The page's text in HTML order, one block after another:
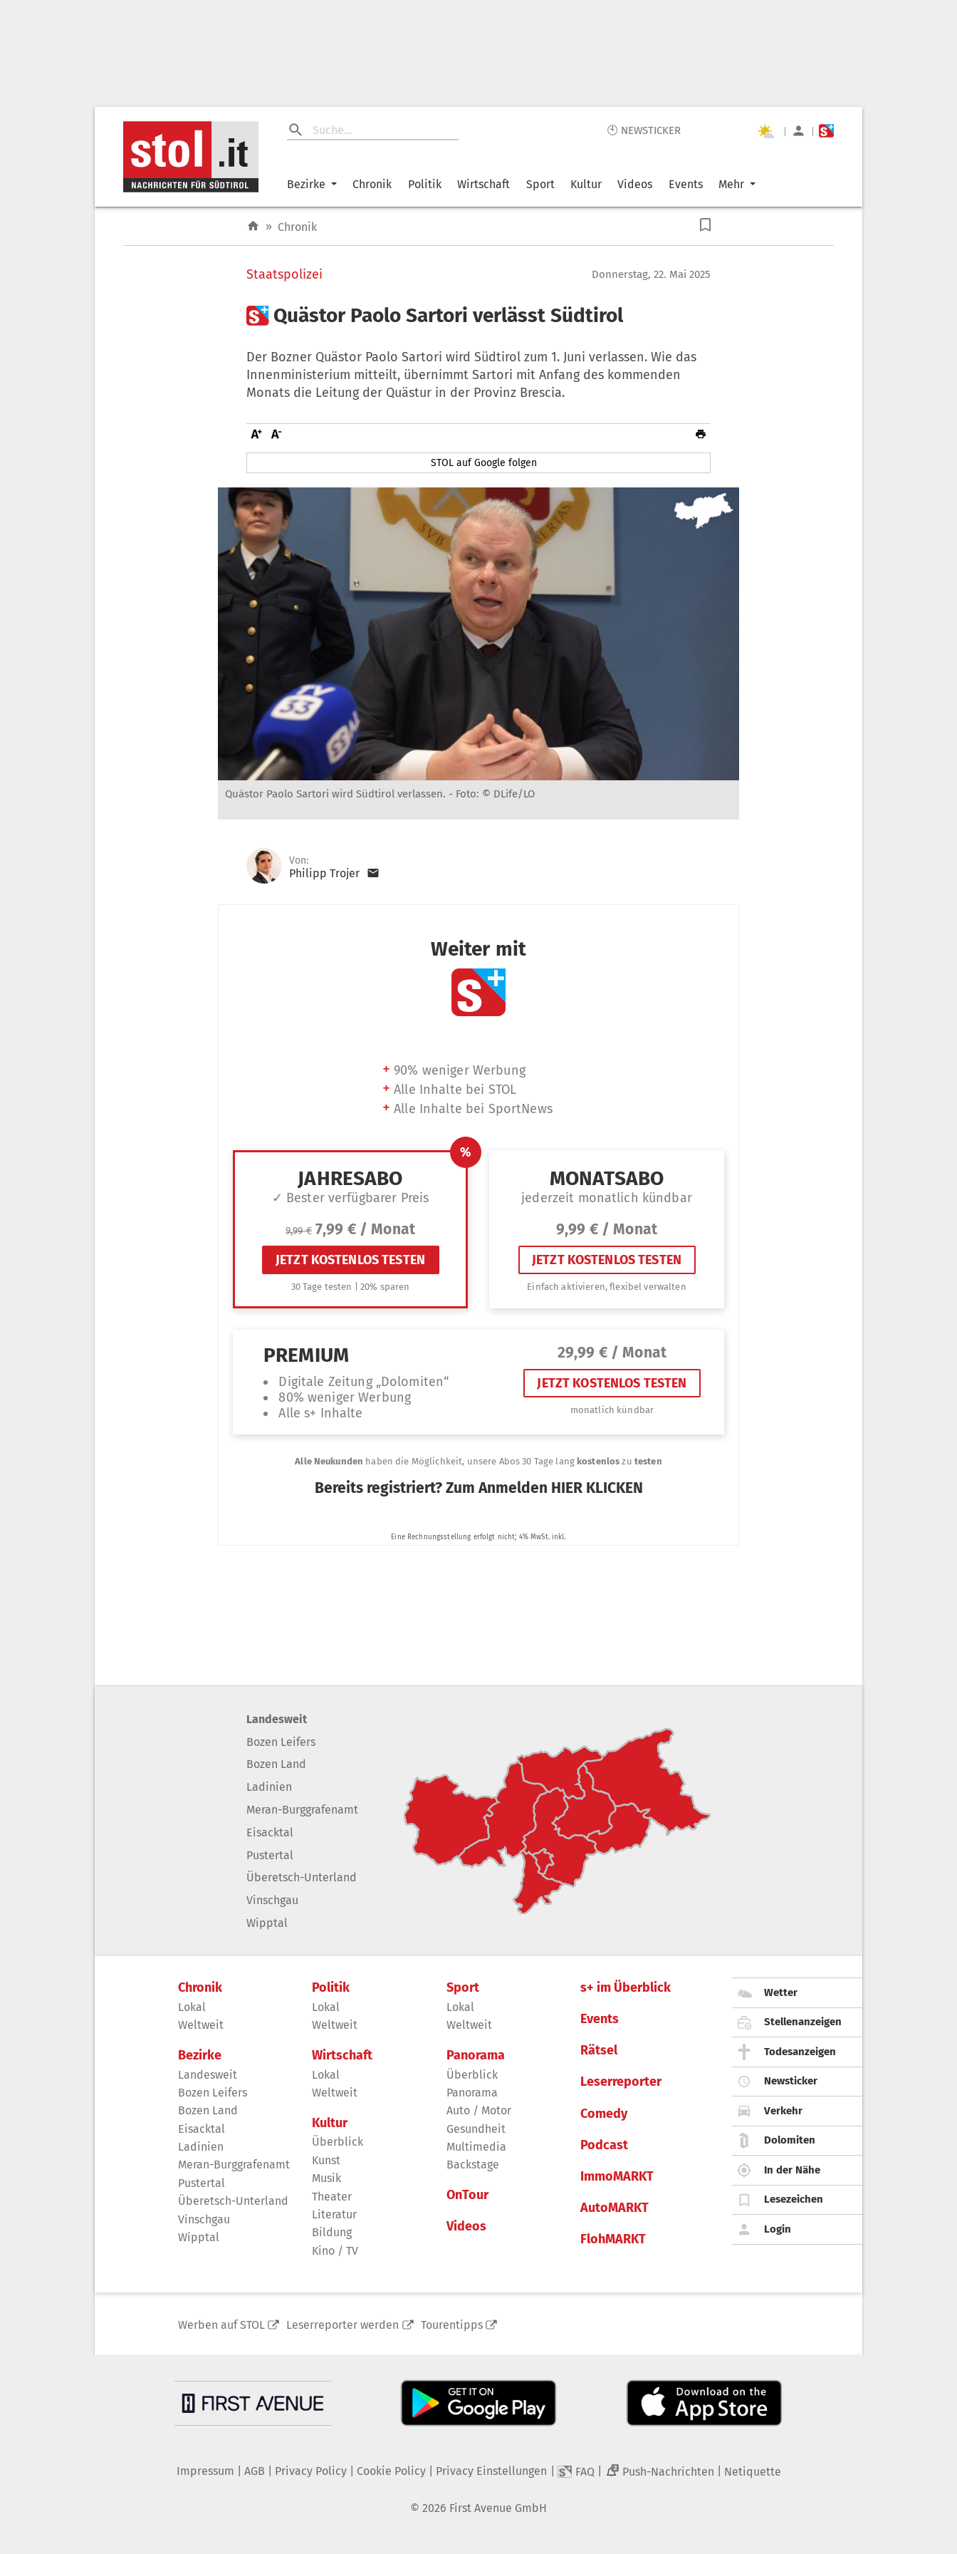
🕙 NEWSTICKER | |
Bezirke Chronik Politik Wirtschaft Sport Kultur Videos Events Mehr
» Chronik
Staatspolizei Donnerstag, 22. Mai 2025
 Quästor Paolo Sartori verlässt Südtirol
Der Bozner Quästor Paolo Sartori wird Südtirol zum 1. Juni verlassen. Wie das
Innenministerium mitteilt, übernimmt Sartori mit Anfang des kommenden
Monats die Leitung der Quästur in der Provinz Brescia.
STOL auf Google folgen
Quästor Paolo Sartori wird Südtirol verlassen. - Foto: © DLife/LO
Von:
Philipp Trojer
Landesweit
Bozen Leifers
Bozen Land
Ladinien
Meran-Burggrafenamt
Eisacktal
Pustertal
Überetsch-Unterland
Vinschgau
Wipptal
Chronik
Lokal
Weltweit
Bezirke
Landesweit
Bozen Leifers
Bozen Land
Eisacktal
Ladinien
Meran-Burggrafenamt
Pustertal
Überetsch-Unterland
Vinschgau
Wipptal
Politik
Lokal
Weltweit
Wirtschaft
Lokal
Weltweit
Kultur
Überblick
Kunst
Musik
Theater
Literatur
Bildung
Kino / TV
Sport
Lokal
Weltweit
Panorama
Überblick
Panorama
Auto / Motor
Gesundheit
Multimedia
Backstage
OnTour
Videos
s+ im Überblick
Events
Rätsel
Leserreporter
Comedy
Podcast
ImmoMARKT
AutoMARKT
FlohMARKT
Wetter
Stellenanzeigen
Todesanzeigen
Newsticker
Verkehr
Dolomiten
In der Nähe
Lesezeichen
Login
Werben auf STOL Leserreporter werden Tourentipps
Impressum AGB Privacy Policy| Cookie Policy| Privacy Einstellungen FAQ 2 Push-Nachrichten Netiquette
© 2026 First Avenue GmbH